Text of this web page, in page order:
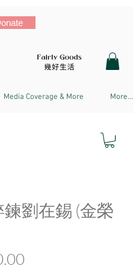
Media Coverage & More More...
劉在錫 (金榮